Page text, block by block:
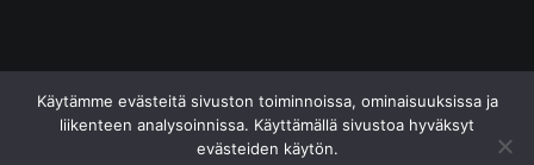
Käytämme evästeitä sivuston toiminnoissa, ominaisuuksissa ja
liikenteen analysoinnissa. Käyttämällä sivustoa hyväksyt
evästeiden käytön.